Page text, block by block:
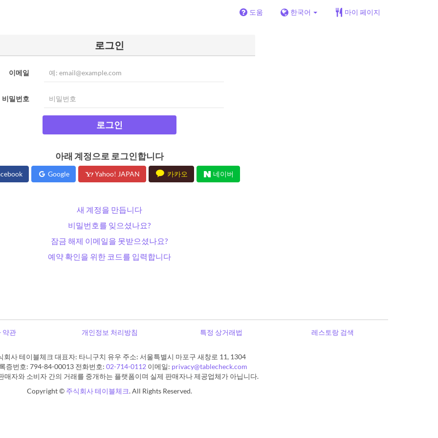
도움 한국어 마이 페이지
로그인
이메일
비밀번호
로그인
아래 계정으로 로그인합니다
Google Yahoo! JAPAN 카카오 네이버
새 계정을 만듭니다
비밀번호를 잊으셨나요?
잠금 해제 이메일을 못받으셨나요?
예약 확인을 위한 코드를 입력합니다
약관 개인정보 처리방침 특정 상거래법 레스토랑 검색
회사 테이블체크 대표자: 타니구치 유우 주소: 서울특별시 마포구 새창로 11, 1304
증번호: 794-84-00013 전화번호: 02-714-0112 이메일: privacy@tablecheck.com
매자와 소비자 간의 거래를 중개하는 플랫폼이며 실제 판매자나 제공업체가 아닙니다.
Copyright © 주식회사 테이블체크. All Rights Reserved.